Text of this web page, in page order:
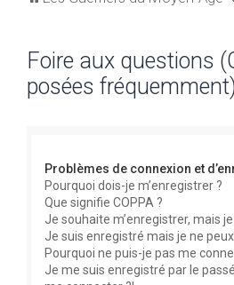
Foire aux questions
posées
Problèmes de connexion et
Pourquoi dois-je m’enregistrer ?
Que signifie COPPA ?
Je souhaite m’enregistrer, mais je
Je suis enregistré mais je ne
Pourquoi ne puis-je pas me
Je me suis enregistré par le